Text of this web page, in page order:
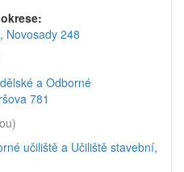
Novosady 248
a Odborné
781
učiliště a Učiliště stavební,